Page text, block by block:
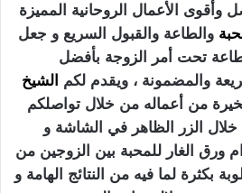
وأقوى الأعمال الروحانية المميزة
والطاعة والقبول السريع و جعل
تحت أمر الزوجة بأفضل
والمضمونة ، ويقدم لكم الشيخ
من أعماله من خلال تواصلكم
الزر الظاهر في الشاشة و
ورق الغار للمحبة بين الزوجين من
بكثرة لما فيه من النتائج الهامة و